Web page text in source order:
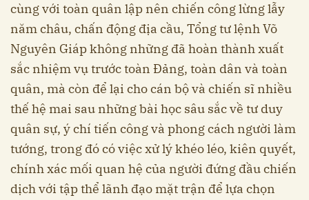
cùng với toàn quân lập nên chiến công lừng lẫy
năm châu, chấn động địa cầu, Tổng tư lệnh Võ
Nguyên Giáp không những đã hoàn thành xuất
sắc nhiệm vụ trước toàn Đảng, toàn dân và toàn
quân, mà còn để lại cho cán bộ và chiến sĩ nhiều
thế hệ mai sau những bài học sâu sắc về tư duy
quân sự, ý chí tiến công và phong cách người làm
tướng, trong đó có việc xử lý khéo léo, kiên quyết,
chính xác mối quan hệ của người đứng đầu chiến
dịch với tập thể lãnh đạo mặt trận để lựa chọn